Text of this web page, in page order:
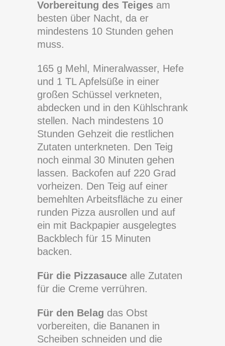
Vorbereitung des Teiges am
besten über Nacht, da er
mindestens 10 Stunden gehen
muss.
165 g Mehl, Mineralwasser, Hefe
und 1 TL Apfelsüße in einer
großen Schüssel verkneten,
abdecken und in den Kühlschrank
stellen. Nach mindestens 10
Stunden Gehzeit die restlichen
Zutaten unterkneten. Den Teig
noch einmal 30 Minuten gehen
lassen. Backofen auf 220 Grad
vorheizen. Den Teig auf einer
bemehlten Arbeitsfläche zu einer
runden Pizza ausrollen und auf
ein mit Backpapier ausgelegtes
Backblech für 15 Minuten
backen.
Für die Pizzasauce alle Zutaten
für die Creme verrühren.
Für den Belag das Obst
vorbereiten, die Bananen in
Scheiben schneiden und die